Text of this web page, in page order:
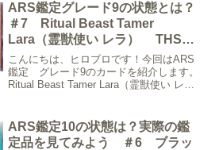
ARS鑑定グレード9の状態とは？
＃7 Ritual Beast Tamer
Lara（霊獣使い レラ） THSF-
EN022 Secret Rare 1stの状態
とポイント
こんにちは、ヒロブロです！今回はARS
鑑定 グレード9のカードを紹介します。
Ritual Beast Tamer Lara（霊獣使い レ
ークレッ...
ARS鑑定10の状態は？実際の鑑
定品を見てみよう ＃6 ブラッ